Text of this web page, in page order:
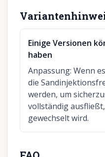
Einige Versionen
haben
Anpassung: Wenn
die
werden, um
vollständig
gewechselt wird.